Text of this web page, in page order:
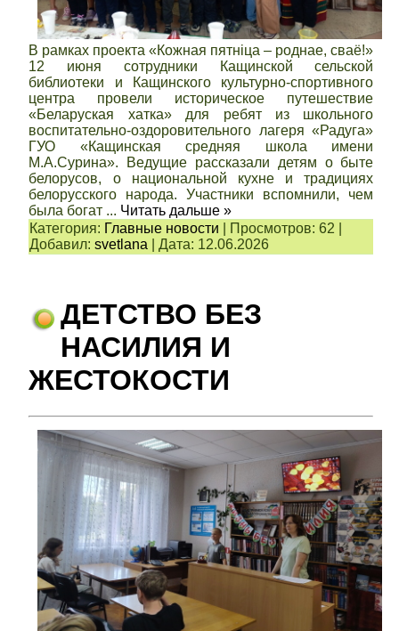
В рамках проекта «Кожная пятніца – роднае, сваё!»
12 июня сотрудники Кащинской сельской
библиотеки и Кащинского культурно-спортивного
центра провели историческое путешествие
«Беларуская хатка» для ребят из школьного
воспитательно-оздоровительного лагеря «Радуга»
ГУО «Кащинская средняя школа имени
М.А.Сурина». Ведущие рассказали детям о быте
белорусов, о национальной кухне и традициях
белорусского народа. Участники вспомнили, чем
была богат ... Читать дальше »
Категория: Главные новости Просмотров: 62
Добавил: svetlana |Дата: 12.06.2026
ДЕТСТВО БЕЗ
НАСИЛИЯ И
ЖЕСТОКОСТИ